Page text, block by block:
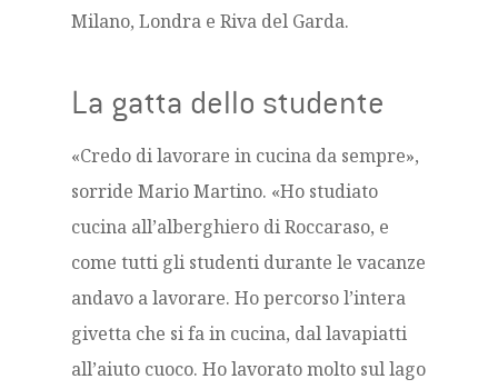
Milano, Londra e Riva del Garda.
La gatta dello studente
«Credo di lavorare in cucina da sempre»,
sorride Mario Martino. «Ho studiato
cucina all’alberghiero di Roccaraso, e
come tutti gli studenti durante le vacanze
andavo a lavorare.Ho percorso l’intera
givetta che si fa in cucina, dal lavapiatti
all’aiuto cuoco.Ho lavorato molto sul lago